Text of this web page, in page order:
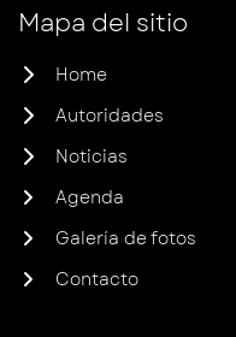
Mapa del sitio
Home
Autoridades
Noticias
Agenda
Galería de fotos
Contacto